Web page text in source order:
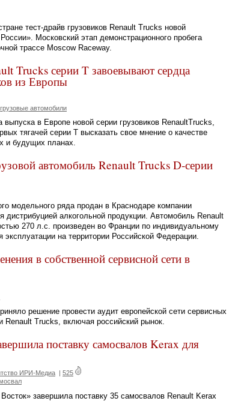
тест-драйв грузовиков Renault Trucks новой
Московский этап демонстрационного пробега
трассе Moscow Raceway.
Trucks серии T завоевывают сердца
из Европы
грузовые автомобили
в Европе новой серии грузовиков RenaultTrucks,
тягачей серии T высказать свое мнение о качестве
и будущих планах.
автомобиль Renault Trucks D-серии
модельного ряда продан в Краснодаре компании
дистрибуцией алкогольной продукции. Автомобиль Renault
270 л.с. произведен во Франции по индивидуальному
на территории Российской Федерации.
в собственной сервисной сети в
решение провести аудит европейской сети сервисных
Trucks, включая российский рынок.
поставку самосвалов Kerax для
ИРИ-Медиа
525
завершила поставку 35 самосвалов Renault Kerax